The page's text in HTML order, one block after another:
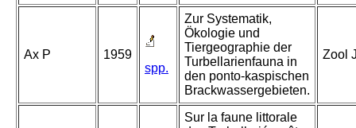
Ax P
1959
spp.
Zur Systematik,
Ökologie und
Tiergeographie der
Turbellarienfauna in
den ponto-kaspischen
Brackwassergebieten.
Zool
Sur la faune littorale